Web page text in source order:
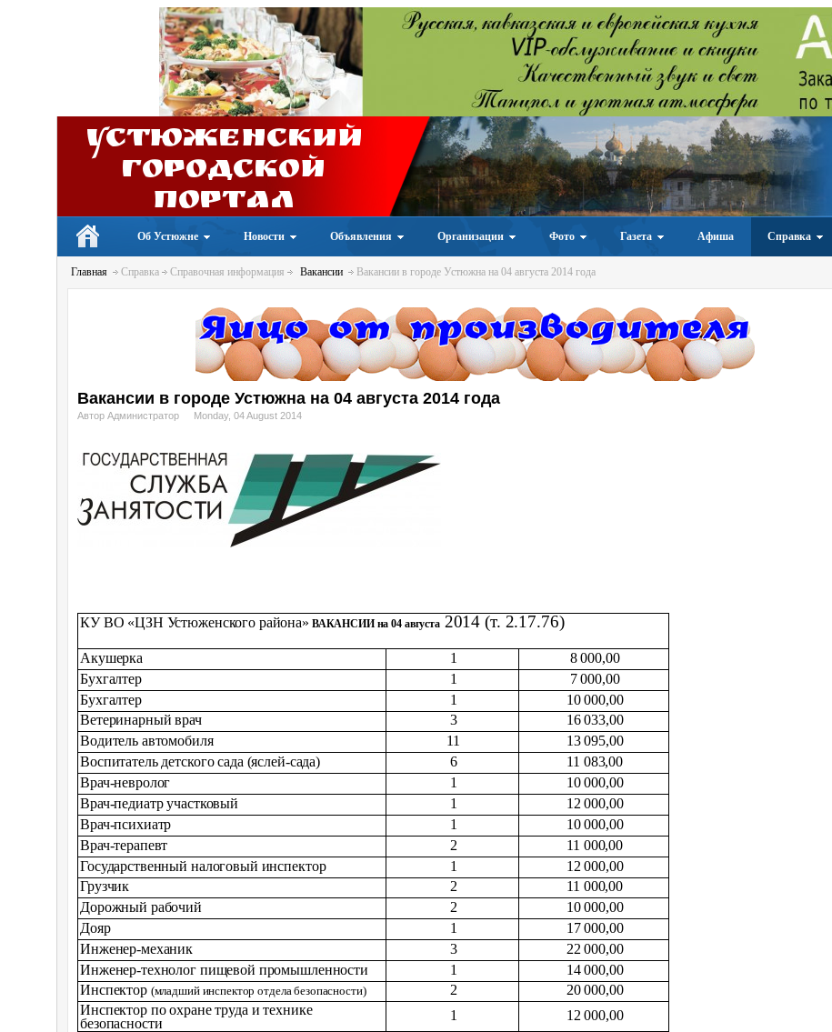
Устюженский
Городской
портал
Об Устюжне Новости Объявления Организации Фото Газета Афиша Справка
Главная Справка Справочная информация Вакансии Вакансии в городе Устюжна на 04 августа 2014 года
Вакансии в городе Устюжна на 04 августа 2014 года
Автор Администратор Monday, 04 August 2014
КУ ВО «ЦЗН Устюженского района» ВАКАНСИИ на 04 августа2014 (т. 2.17.76)
Акушерка 1
8 000,00
Бухгалтер
1
7 000,00
Бухгалтер
1
10 000,00
Ветеринарный врач
3
16 033,00
Водитель автомобиля
11
13 095,00
Воспитатель детского сада (яслей-сада)
6
11 083,00
Врач-невролог
1
10 000,00
Врач-педиатр участковый
1
12 000,00
Врач-психиатр
1
10 000,00
Врач-терапевт
2
11 000,00
Государственный налоговый инспектор
1
12 000,00
Грузчик
2
11 000,00
Дорожный рабочий
2
10 000,00
Дояр
1
17 000,00
Инженер-механик
3
22 000,00
Инженер-технолог пищевой промышленности
1
14 000,00
Инспектор (младший инспектор отдела безопасности) 2
20 000,00
Инспектор по охране труда и технике
безопасности
1
12 000,00